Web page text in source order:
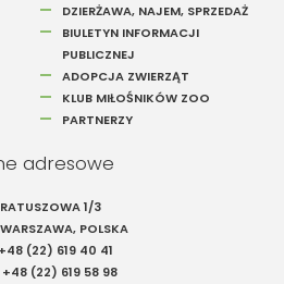
DZIERŻAWA, NAJEM, SPRZEDAŻ
BIULETYN INFORMACJI
PUBLICZNEJ
ADOPCJA ZWIERZĄT
KLUB MIŁOŚNIKÓW ZOO
PARTNERZY
adresowe
1/3
POLSKA
+48 (22) 619 40 41
+48 (22) 619 58 98